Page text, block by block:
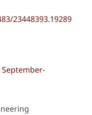
23448393.19289
September-